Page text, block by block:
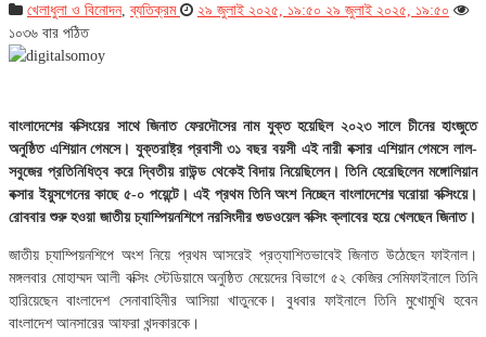
খেলাধুলা ও বিনোদন,ব্যতিক্রম ২৯ জুলাই ২০২৫, ১৯:৫০ ২৯ জুলাই ২০২৫, ১৯:৫০
১০৩৬ বার পঠিত
বাংলাদেশের বক্সিংয়ের সাথে জিনাত ফেরদৌসের নাম যুক্ত হয়েছিল ২০২৩ সালে চীনের হাংজুতে
অনুষ্ঠিত এশিয়ান গেমসে। যুক্তরাষ্ট্র প্রবাসী ৩১ বছর বয়সী এই নারী বক্সার এশিয়ান গেমসে লাল-
সবুজের প্রতিনিধিত্ব করে দ্বিতীয় রাউন্ড থেকেই বিদায় নিয়েছিলেন। তিনি হেরেছিলেন মঙ্গোলিয়ান
বক্সার ইয়ুসগেনের কাছে ৫-০ পয়েন্টে। এই প্রথম তিনি অংশ নিচ্ছেন বাংলাদেশের ঘরোয়া বক্সিংয়ে।
রোববার শুরু হওয়া জাতীয় চ্যাম্পিয়নশিপে নরসিংদীর গুডওয়েল বক্সিং ক্লাবের হয়ে খেলছেন জিনাত।
জাতীয় চ্যাম্পিয়নশিপে অংশ নিয়ে প্রথম আসরেই প্রত্যাশিতভাবেই জিনাত উঠেছেন ফাইনাল।
মঙ্গলবার মোহাম্মদ আলী বক্সিং স্টেডিয়ামে অনুষ্ঠিত মেয়েদের বিভাগে ৫২ কেজির সেমিফাইনালে তিনি
হারিয়েছেন বাংলাদেশ সেনাবাহিনীর আসিয়া খাতুনকে। বুধবার ফাইনালে তিনি মুখোমুখি হবেন
বাংলাদেশ আনসারের আফরা খন্দকারকে।